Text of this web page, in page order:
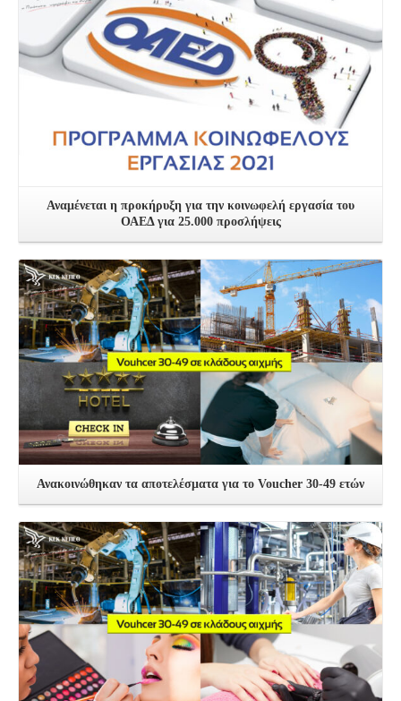
Αναμένεται η προκήρυξη για την κοινωφελή εργασία του
ΟΑΕΔ για 25.000 προσλήψεις
Δείτε Περισσότερα
Ανακοινώθηκαν τα αποτελέσματα για το Voucher 30-49 ετών
Δείτε Περισσότερα